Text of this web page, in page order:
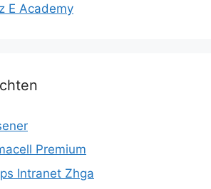
E Academy
Premium
Intranet Zhga